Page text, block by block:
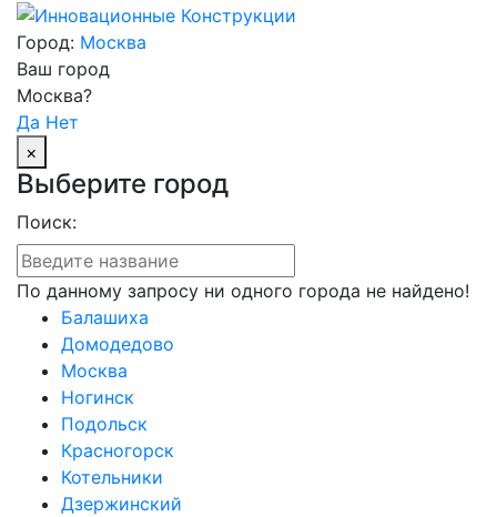
Город: Москва
Ваш город
Москва?
Да Нет
×
Выберите город
Поиск:
По данному запросу ни одного города не найдено!
Балашиха
Домодедово
Москва
Ногинск
Подольск
Красногорск
Котельники
Дзержинский